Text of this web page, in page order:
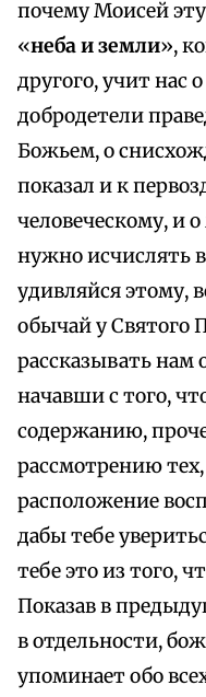
почему Моисей
«неба и земли»,
другого, учит нас
добродетели
Божьем, о
показал и к
человеческому, и
нужно исчислять
удивляйся этому,
обычай у Святого
рассказывать нам
начавши с того,
содержанию,
рассмотрению
расположение
дабы тебе
тебе это из того,
Показав в
в отдельности,
упоминает обо